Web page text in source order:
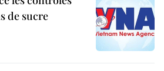
de sucre